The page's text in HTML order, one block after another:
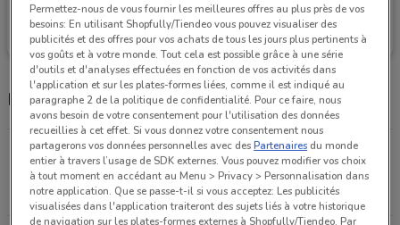
Weldom
Valable jusqu'au 18/08 10.9 km
Magasins Weldom dans les environs
11 Avenue du Maréchal Juin Centre Commercial les
Catelaines Carrières-sur-seine
10.9 km
OUVERT
Permettez-nous de vous fournir les meilleures offres au plus près de vos
besoins: En utilisant Shopfully/Tiendeo vous pouvez visualiser des
publicités et des offres pour vos achats de tous les jours plus pertinents à
vos goûts et à votre monde. Tout cela est possible grâce à une série
d'outils et d'analyses effectuées en fonction de vos activités dans
l'application et sur les plates-formes liées, comme il est indiqué au
paragraphe 2 de la politique de confidentialité. Pour ce faire, nous
avons besoin de votre consentement pour l'utilisation des données
recueillies à cet effet. Si vous donnez votre consentement nous
partagerons vos données personnelles avec desPartenaires du monde
entier à travers l’usage de SDK externes. Vous pouvez modifier vos choix
à tout moment en accédant au Menu > Privacy > Personnalisation dans
notre application. Que se passe-t-il si vous acceptez: Les publicités
visualisées dans l'application traiteront des sujets liés à votre historique
de navigation sur les plates-formes externes à Shopfully/Tiendeo. Par